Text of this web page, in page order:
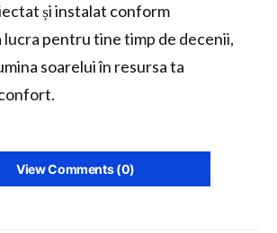
și instalat conform
pentru tine timp de decenii,
soarelui în resursa ta
View Comments (0)